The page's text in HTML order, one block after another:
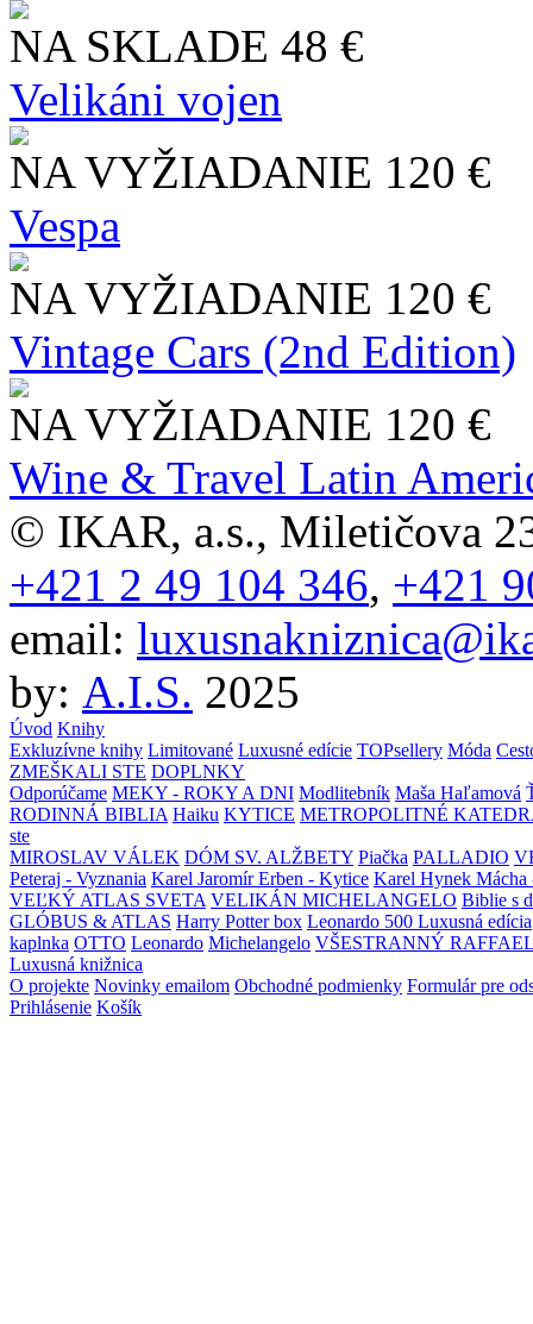
NA SKLADE 48 €
Velikáni vojen
NA VYŽIADANIE 120 €
Vespa
NA VYŽIADANIE 120 €
Vintage Cars (2nd Edition)
NA VYŽIADANIE 120 €
Wine & Travel Latin
© IKAR, a.s., Miletičova
+421 2 49 104 346, +421
email:
by: A.I.S. 2025
Úvod Knihy
Exkluzívne knihy Limitované Luxusné edície TOPsellery Móda
ZMEŠKALI STE DOPLNKY
Odporúčame MEKY - ROKY A DNI Modlitebník Maša Haľamová
RODINNÁ BIBLIA Haiku KYTICE METROPOLITNÉ
ste
MIROSLAV VÁLEK DÓM SV. ALŽBETY Piačka PALLADIO
Peteraj - Vyznania Karel Jaromír Erben - Kytice Karel Hynek Mácha
VEĽKÝ ATLAS SVETA VELIKÁN MICHELANGELO Biblie s
GLÓBUS & ATLAS Harry Potter box Leonardo 500 Luxusná edícia
kaplnka OTTO Leonardo Michelangelo VŠESTRANNÝ
Luxusná knižnica
O projekte Novinky emailom Obchodné podmienky Formulár pre
Prihlásenie Košík